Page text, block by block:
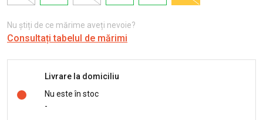
Nu știți de ce mărime aveți nevoie?
Consultați tabelul de mărimi
Livrare la domiciliu
Nu este în stoc
-